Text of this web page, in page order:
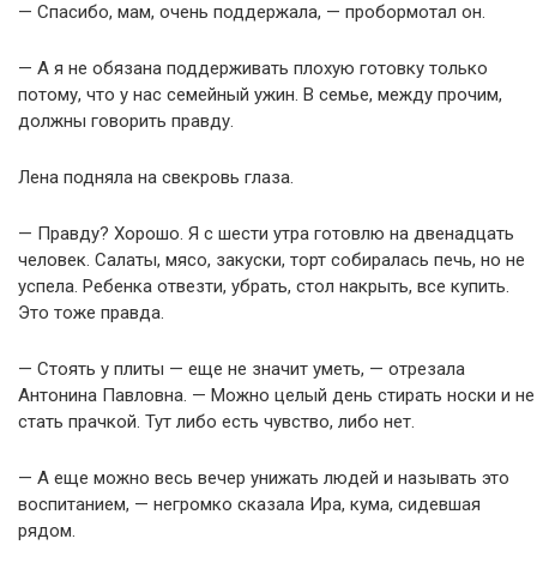
— Спасибо, мам, очень поддержала, — пробормотал он.
— А я не обязана поддерживать плохую готовку только
потому, что у нас семейный ужин. В семье, между прочим,
должны говорить правду.
Лена подняла на свекровь глаза.
— Правду? Хорошо. Я с шести утра готовлю на двенадцать
человек. Салаты, мясо, закуски, торт собиралась печь, но не
успела. Ребенка отвезти, убрать, стол накрыть, все купить.
Это тоже правда.
— Стоять у плиты — еще не значит уметь, — отрезала
Антонина Павловна. — Можно целый день стирать носки и не
стать прачкой. Тут либо есть чувство, либо нет.
— А еще можно весь вечер унижать людей и называть это
воспитанием, — негромко сказала Ира, кума, сидевшая
рядом.